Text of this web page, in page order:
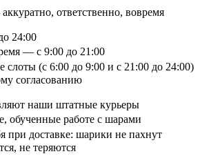
ответственно, вовремя
24:00
— с 9:00 до 21:00
слоты (с 6:00 до 9:00 и с 21:00 до 24:00)
согласованию
наши штатные курьеры
обученные работе с шарами
при доставке: шарики не пахнут
не теряются